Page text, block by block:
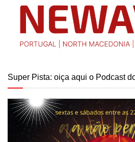
Super Pista: oiça aqui o Podcast